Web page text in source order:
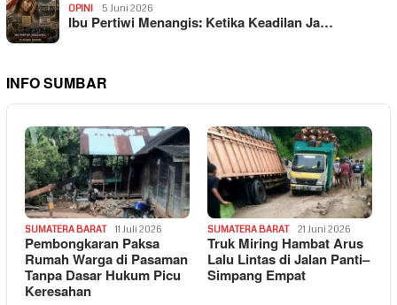
OPINI 5 Juni 2026
Ibu Pertiwi Menangis: Ketika Keadilan Ja…
INFO SUMBAR
SUMATERA BARAT 11 Juli 2026
Pembongkaran Paksa
Rumah Warga di Pasaman
Tanpa Dasar Hukum Picu
Keresahan
SUMATERA BARAT 21 Juni 2026
Truk Miring Hambat Arus
Lalu Lintas di Jalan Panti–
Simpang Empat